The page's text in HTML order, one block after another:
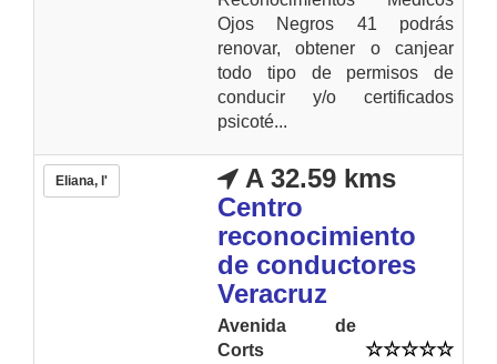
Ojos Negros 41 podrás
renovar, obtener o canjear
todo tipo de permisos de
conducir y/o certificados
psicoté...
Eliana, l'
A 32.59 kms
Centro
reconocimiento
de conductores
Veracruz
Avenida de
Corts